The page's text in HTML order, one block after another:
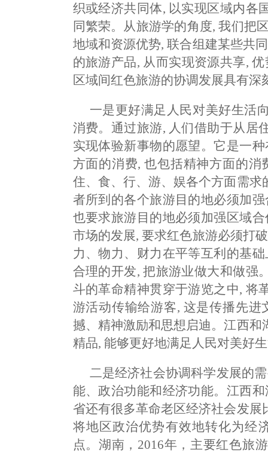
织或经济共同体, 以实现区域内各
同繁荣。从旅游学的角度, 我们把
地域和资源优势, 联合组建某些共
的旅游产品, 从而实现资源共享,
区域间红色旅游的协调发展具有深
一是更好满足人民对美好生活
消费。通过旅游, 人们借助于从居
实现体验新事物的愿望。它是一
方面的消费, 也包括精神方面的
住、食、行、游、娱各个方面需
者所到的各个旅游目的地必须加
也要求旅游目的地必须加强区域
市场的发展, 要求红色旅游必须打
力、物力、财力在平等互利的基
合理的开发, 把旅游业做大和做强
斗的革命精神贯穿于游览之中, 将
游活动传输给游客, 这是传播先
撼、精神激励和思想启迪。江西
精品, 能够更好地满足人民对美好
二是经济社会协调科学发展的
能、政治功能和经济功能。江西
省还有很多革命老区经济社会发
将地区政治优势有效地转化为经
点。湖南，2016年，主要红色旅